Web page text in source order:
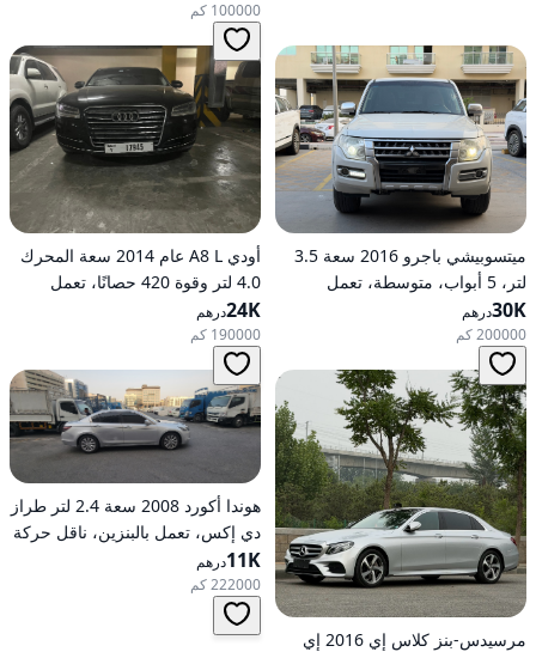
100000 كم
ميتسوبيشي باجرو 2016 سعة 3.5
لتر، 5 أبواب، متوسطة، تعمل
بالبنزين، أوتوماتيكية، دفع رباعي
30Kدرهم
200000 كم
أودي A8 L عام 2014 سعة المحرك
4.0 لتر وقوة 420 حصانًا، تعمل
بالبنزين، ناقل حركة أوتوماتيكي، دفع
كلي للعجلات
24Kدرهم
190000 كم
مرسيدس-بنز كلاس إي 2016 إي
هوندا أكورد 2008 سعة 2.4 لتر طراز
دي إكس، تعمل بالبنزين، ناقل حركة
أوتوماتيكي، دفع أمامي
11Kدرهم
222000 كم